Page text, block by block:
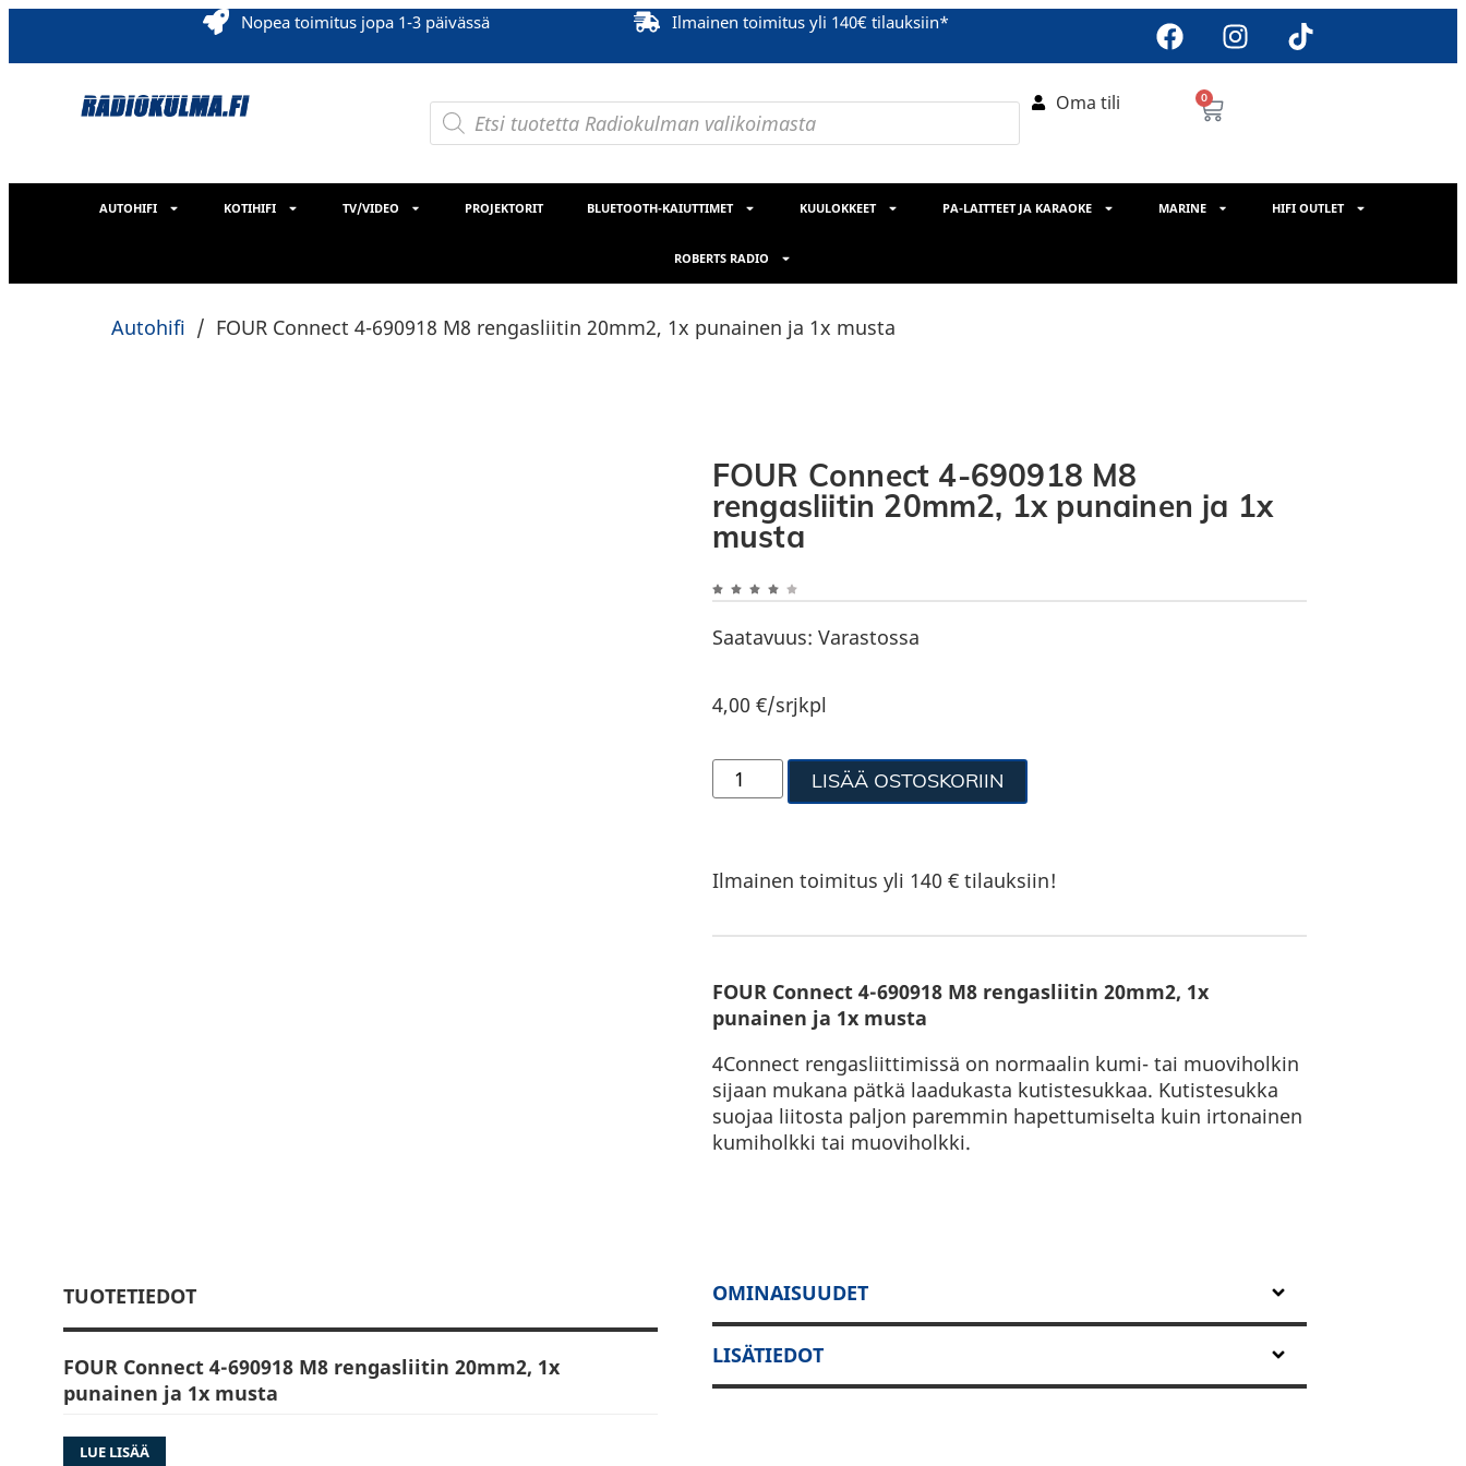
Nopea toimitus jopa 1-3 päivässä Ilmainen toimitus yli 140€ tilauksiin*
Oma tili 0
AUTOHIFI KOTIHIFI TV/VIDEO PROJEKTORIT BLUETOOTH-KAIUTTIMET KUULOKKEET PA-LAITTEET JA KARAOKE MARINE HIFI OUTLET
ROBERTS RADIO
Autohifi / FOUR Connect 4-690918 M8 rengasliitin 20mm2, 1x punainen ja 1x musta
FOUR Connect 4-690918 M8
rengasliitin 20mm2, 1x punainen ja 1x
musta
Saatavuus: Varastossa
4,00 €/srjkpl
LISÄÄ OSTOSKORIIN
Ilmainen toimitus yli 140 € tilauksiin!
FOUR Connect 4-690918 M8 rengasliitin 20mm2, 1x
punainen ja 1x musta
4Connect rengasliittimissä on normaalin kumi- tai muoviholkin
sijaan mukana pätkä laadukasta kutistesukkaa. Kutistesukka
suojaa liitosta paljon paremmin hapettumiselta kuin irtonainen
kumiholkki tai muoviholkki.
TUOTETIEDOT
FOUR Connect 4-690918 M8 rengasliitin 20mm2, 1x
punainen ja 1x musta
4Connect rengasliittimissä on normaalin kumi- tai muoviholkin
LUE LISÄÄ
OMINAISUUDET
LISÄTIEDOT